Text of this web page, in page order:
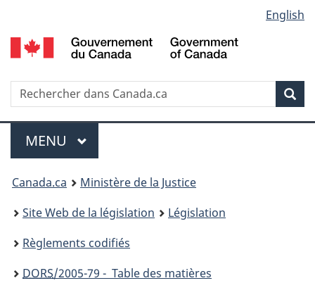
au
contenu
propos
de
la
HTML
simplifiée
selection
English
Recherche
Menu
MENU PRINCIPAL
You
are
here:
Canada.ca
Ministère de la Justice
Site Web de la législation
Législation
Règlements codifiés
DORS/2005-79 - Table des matières